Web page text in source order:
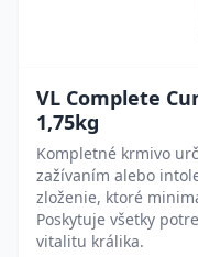
VL Complete
1,75kg
Kompletné krmivo
zažívaním alebo
zloženie, ktoré
Poskytuje všetky
vitalitu králika.